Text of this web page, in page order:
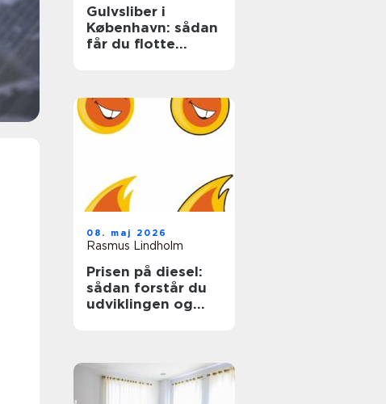
Gulvsliber i
København: sådan
får du flotte
08. maj 2026
Rasmus Lindholm
Prisen på diesel:
sådan forstår du
udviklingen og